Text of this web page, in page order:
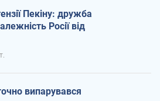
Пекіну: дружба
Росії від
випарувався